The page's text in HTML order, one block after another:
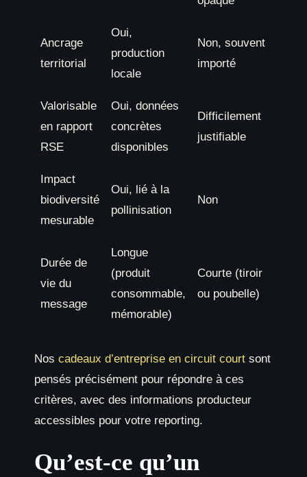
Ancrage
territorial
Oui,
production
locale
Non, souvent
importé
Valorisable
en rapport
RSE
Oui, données
concrètes
disponibles
Difficilement
justifiable
Impact
biodiversité
mesurable
Oui, lié à la
pollinisation
Non
Durée de
vie du
message
Longue
(produit
consommable,
mémorable)
Courte (tiroir
ou poubelle)
Nos cadeaux d’entreprise en circuit court sont
pensés précisément pour répondre à ces
critères, avec des informations producteur
accessibles pour votre reporting.
Qu’est-ce qu’un